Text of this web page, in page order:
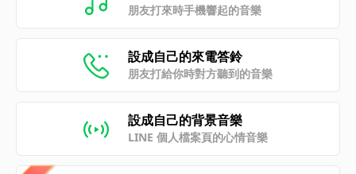
朋友打來時手機響起的音樂
設成自己的來電答鈴
朋友打給你時對方聽到的音樂
設成自己的背景音樂
LINE 個人檔案頁的心情音樂